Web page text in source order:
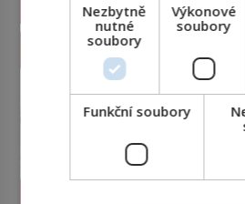
PROLISTOVAT
reklama
Nezbytně
nutné
soubory
Výkonové
soubory
Funkční soubory